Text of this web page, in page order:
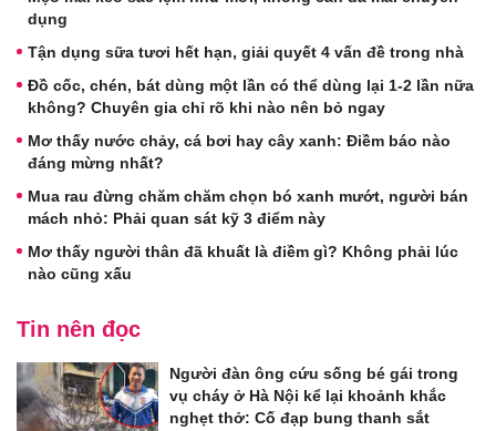
dụng
Tận dụng sữa tươi hết hạn, giải quyết 4 vấn đề trong nhà
Đồ cốc, chén, bát dùng một lần có thể dùng lại 1-2 lần nữa
không? Chuyên gia chỉ rõ khi nào nên bỏ ngay
Mơ thấy nước chảy, cá bơi hay cây xanh: Điềm báo nào
đáng mừng nhất?
Mua rau đừng chăm chăm chọn bó xanh mướt, người bán
mách nhỏ: Phải quan sát kỹ 3 điểm này
Mơ thấy người thân đã khuất là điềm gì? Không phải lúc
nào cũng xấu
Tin nên đọc
Người đàn ông cứu sống bé gái trong
vụ cháy ở Hà Nội kể lại khoảnh khắc
nghẹt thở: Cố đạp bung thanh sắt